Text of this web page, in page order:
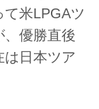
米LPGAツ
、優勝直後
は日本ツア